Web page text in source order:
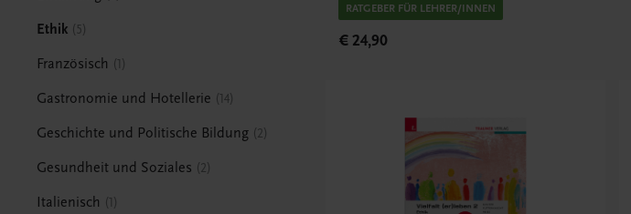
Ethik 5
Französisch 1
Gastronomie und Hotellerie 14
Geschichte und Politische Bildung 2
Gesundheit und Soziales 2
Italienisch 1
RATGEBER FÜR LEHRER/INNEN
€ 24,90